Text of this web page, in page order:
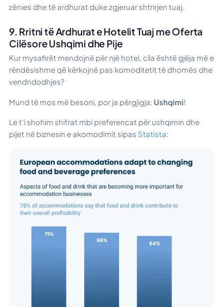
zënies dhe të ardhurat duke zgjeruar shtrirjen tuaj.
9. Rritni të Ardhurat e Hotelit Tuaj me Oferta
Cilësore Ushqimi dhe Pije
Kur mysafirët mendojnë për një hotel, cila është gjëja më e
rëndësishme që kërkojnë pas komoditetit të dhomës dhe
vendndodhjes?
Mund të mos më besoni, por ja përgjigja: Ushqimi!
Le t'i shohim shifrat mbi preferencat për ushqimin dhe
pijet në biznesin e akomodimit sipas Statista: